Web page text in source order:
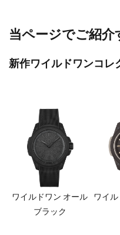
当ページでご紹
新作ワイルドワンコレ
ワイルドワン オール
ブラック
ワイ